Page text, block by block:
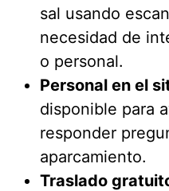
sal usando
necesidad de
o personal.
Personal en el
disponible para
responder
aparcamiento.
Traslado